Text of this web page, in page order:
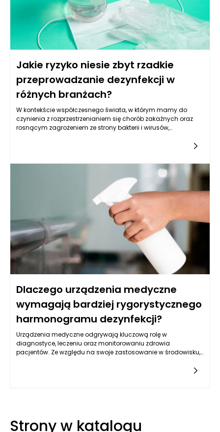
Jakie ryzyko niesie zbyt rzadkie
przeprowadzanie dezynfekcji w
różnych branżach?
W kontekście współczesnego świata, w którym mamy do
czynienia z rozprzestrzenianiem się chorób zakaźnych oraz
rosnącym zagrożeniem ze strony bakterii i wirusów,
ryzyk, które mogą wpływać nie tylko na zdrowie pracowników i
klientów, ale także na funkcjonowanie całych organizacji. W
szczególności płyny do dezynfekcji urządzeń odgrywają
kluczową rolę w minimalizowaniu tych zagrożeń i dbaniu o
higienę w różnych środowiskach.
Dlaczego urządzenia medyczne
wymagają bardziej rygorystycznego
harmonogramu dezynfekcji?
Urządzenia medyczne odgrywają kluczową rolę w
diagnostyce, leczeniu oraz monitorowaniu zdrowia
pacjentów. Ze względu na swoje zastosowanie w środowisku,
epidemiologiczne, wymagają nie tylko starannej obsługi, ale
Strony w katalogu